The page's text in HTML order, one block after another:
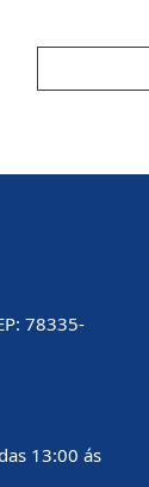
78335-
13:00 ás